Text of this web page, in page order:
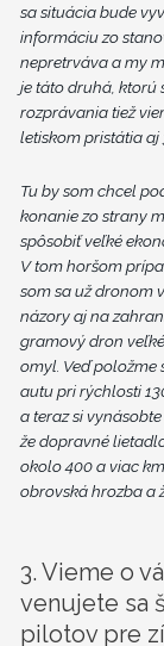
sa situácia bude
informáciu zo
nepretrváva a my
je táto druhá, ktorú
rozprávania tiež
letiskom pristátia
Tu by som chcel
konanie zo strany
spôsobiť veľké
V tom horšom
som sa už dronom
názory aj na
gramový dron
omyl. Veď
autu pri rýchlosti
a teraz si
že dopravné
okolo 400 a viac
obrovská hrozba a
3. Vieme o
venujete sa
pilotov pre